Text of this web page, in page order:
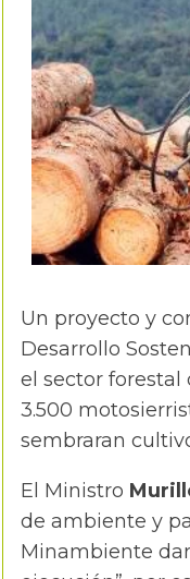
Un proyecto y
Desarrollo
el sector
3.500
sembraran
El Ministro
de ambiente y
Minambiente